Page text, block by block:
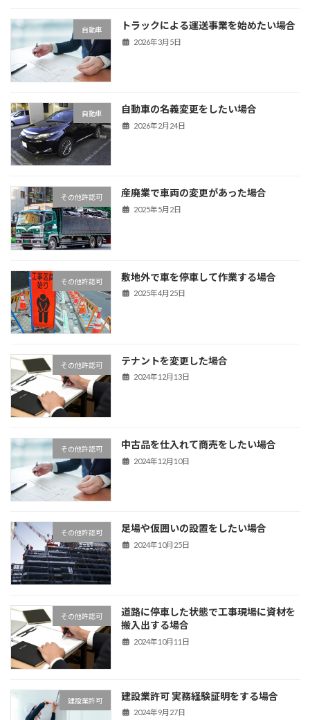
自動車 トラックによる運送事業を始めたい場合
2026年3月5日
自動車 自動車の名義変更をしたい場合
2026年2月24日
その他許認可 産廃業で車両の変更があった場合
2025年5月2日
その他許認可 敷地外で車を停車して作業する場合
2025年4月25日
その他許認可 テナントを変更した場合
2024年12月13日
その他許認可 中古品を仕入れて商売をしたい場合
2024年12月10日
その他許認可 足場や仮囲いの設置をしたい場合
2024年10月25日
その他許認可
道路に停車した状態で工事現場に資材を
搬入出する場合
2024年10月11日
建設業許可 建設業許可 実務経験証明をする場合
2024年9月27日